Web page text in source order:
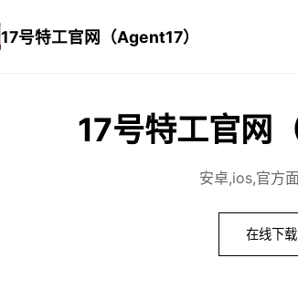
17号特工官网（Agent17）
17号特工官网
安卓,ios,官方
在线下载